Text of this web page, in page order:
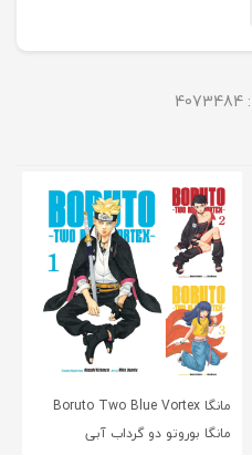
4073484
مانگا Boruto Two Blue Vortex
مانگا بوروتو دو گرداب آبی